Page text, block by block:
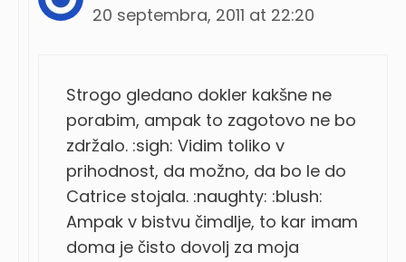
20 septembra, 2011 at 22:20
Strogo gledano dokler kakšne ne
porabim, ampak to zagotovo ne bo
zdržalo. :sigh: Vidim toliko v
prihodnost, da možno, da bo le do
Catrice stojala. :naughty: :blush:
Ampak v bistvu čimdlje, to kar imam
doma je čisto dovolj za moja